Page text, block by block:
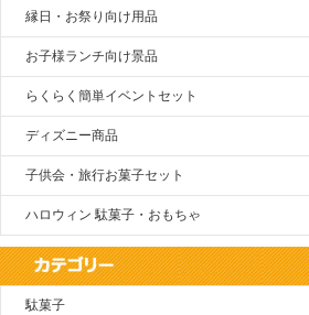
縁日・お祭り向け用品
お子様ランチ向け景品
らくらく簡単イベントセット
ディズニー商品
子供会・旅行お菓子セット
ハロウィン 駄菓子・おもちゃ
駄菓子